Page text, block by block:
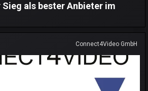
als bester Anbieter im
Connect4Video GmbH